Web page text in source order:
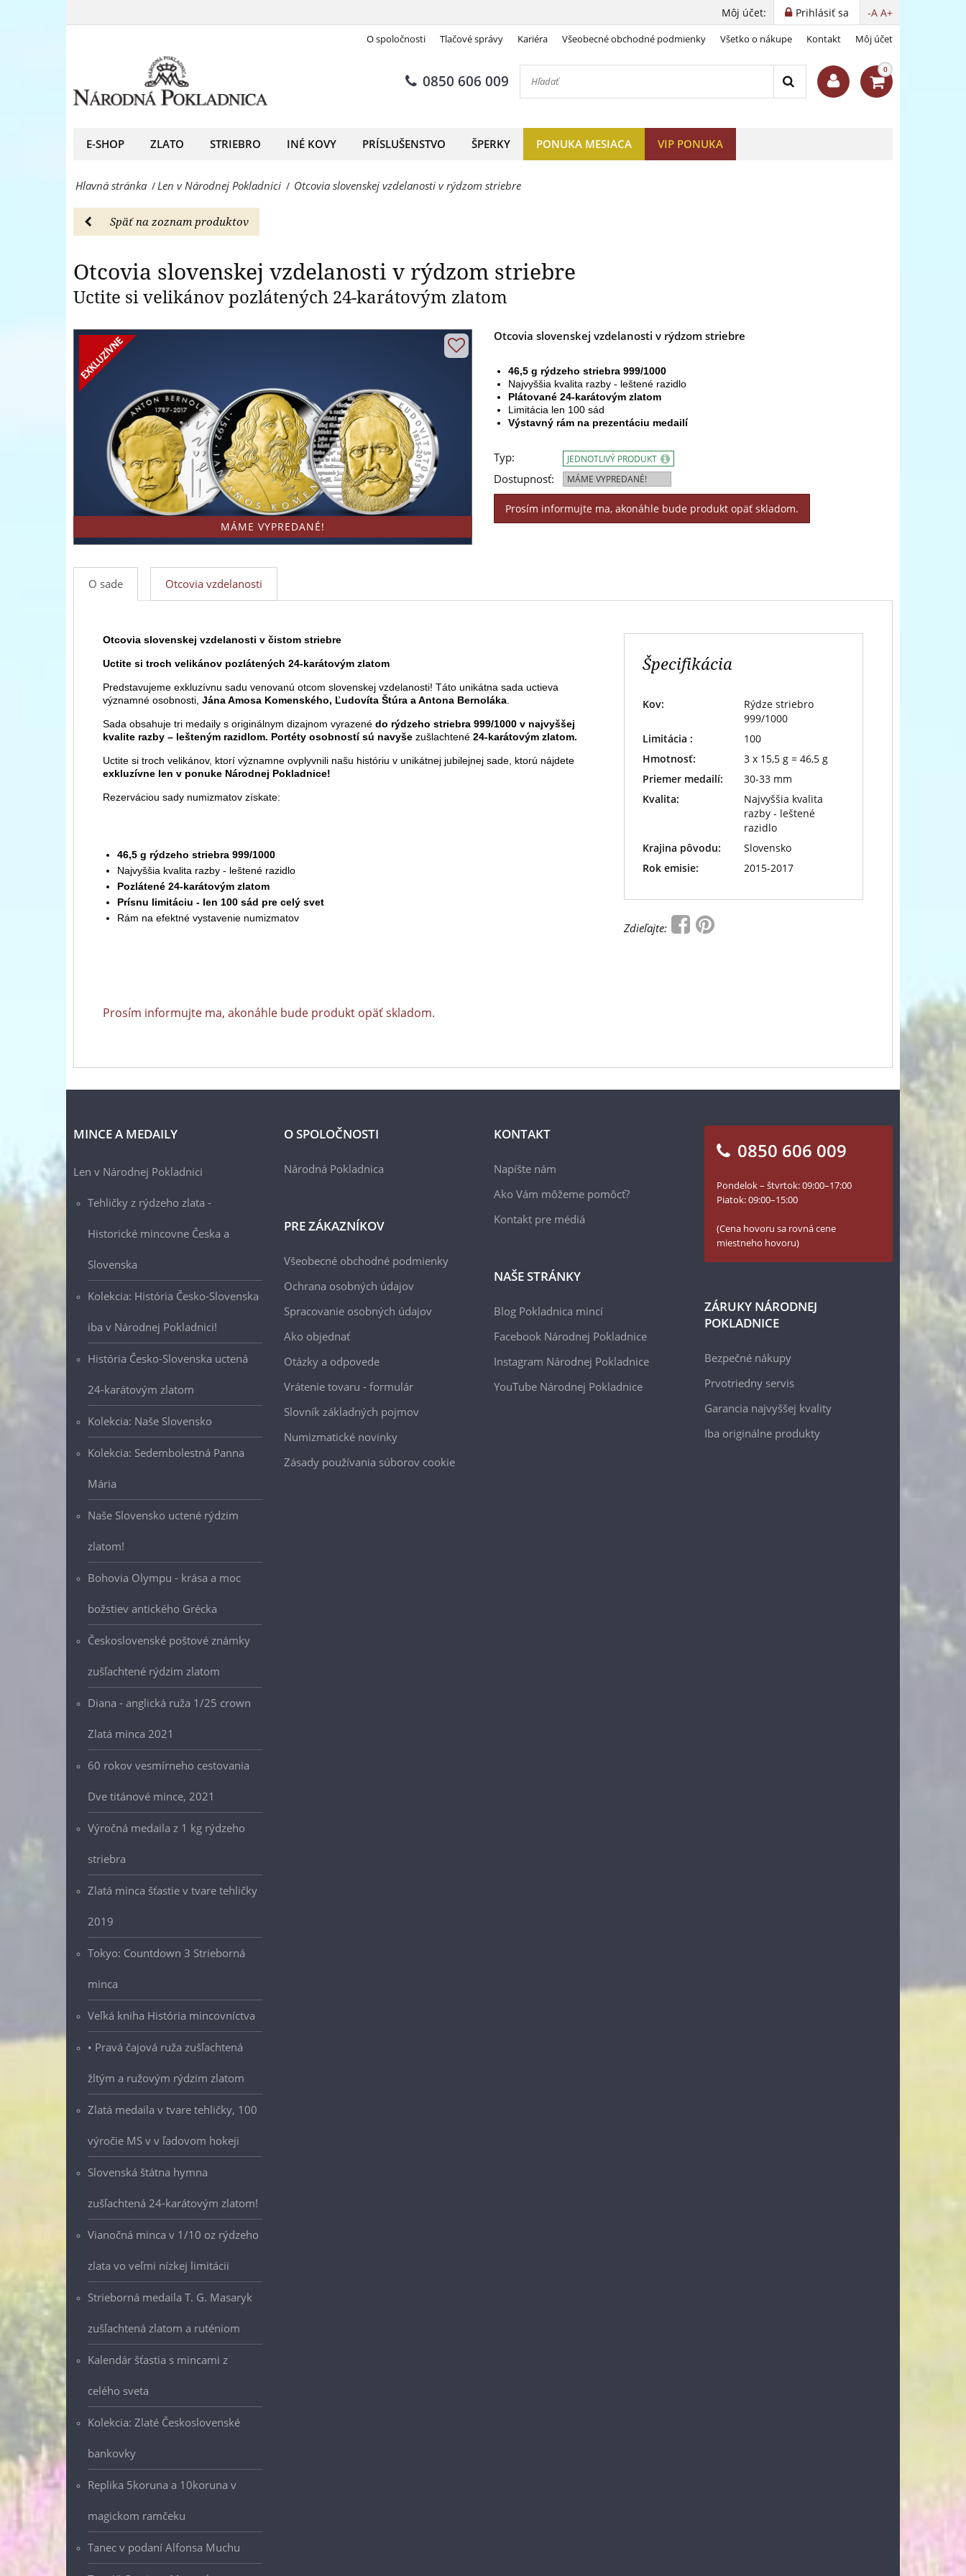
v
striebre
Len
Národnej
Pokladnici
-
Pokladnica
predný
predajca
medailí
-A A+
Prihlásiť sa
Môj účet:
O spoločnosti Tlačové správy Kariéra Všeobecné obchodné podmienky Všetko o nákupe Kontakt Môj účet
0850 606 009
0
E-SHOP ZLATO STRIEBRO INÉ KOVY PRÍSLUŠENSTVO ŠPERKY PONUKA MESIACA VIP PONUKA
Hlavná stránka /Len v Národnej Pokladnici / Otcovia slovenskej vzdelanosti v rýdzom striebre
Späť na zoznam produktov
Otcovia slovenskej vzdelanosti v rýdzom striebre
Uctite si velikánov pozlátených 24-karátovým zlatom
MÁME VYPREDANÉ!
Otcovia slovenskej vzdelanosti v rýdzom striebre
46,5 g rýdzeho striebra 999/1000
Najvyššia kvalita razby - leštené razidlo
Plátované 24-karátovým zlatom
Limitácia len 100 sád
Výstavný rám na prezentáciu medailí
Typ:
Dostupnosť:
JEDNOTLIVÝ PRODUKT
MÁME VYPREDANÉ!
Prosím informujte ma, akonáhle bude produkt opäť skladom.
O sade Otcovia vzdelanosti
Otcovia slovenskej vzdelanosti v čistom striebre
Uctite si troch velikánov pozlátených 24-karátovým zlatom
Predstavujeme exkluzívnu sadu venovanú otcom slovenskej vzdelanosti! Táto unikátna sada uctieva
významné osobnosti, Jána Amosa Komenského, Ľudovíta Štúra a Antona Bernoláka
Sada obsahuje tri medaily s originálnym dizajnom vyrazené do rýdzeho striebra 999/1000 v najvyššej
kvalite razby – lešteným razidlom. Portéty osobností sú navyše zušlachtené 24-karátovým zlatom.
Uctite si troch velikánov, ktorí významne ovplyvnili našu históriu v unikátnej jubilejnej sade, ktorú nájdete
exkluzívne len v ponuke Národnej Pokladnice!
Rezerváciou sady numizmatov získate:
46,5 g rýdzeho striebra 999/1000
Najvyššia kvalita razby - leštené razidlo
Pozlátené 24-karátovým zlatom
Prísnu limitáciu - len 100 sád pre celý svet
Rám na efektné vystavenie numizmatov
Prosím informujte ma, akonáhle bude produkt opäť skladom.
Špecifikácia
Kov:
Rýdze striebro
999/1000
Limitácia :
100
Hmotnosť:
3 x 15,5 g = 46,5 g
Priemer medailí:
30-33 mm
Kvalita:
Najvyššia kvalita
razby - leštené
razidlo
Krajina pôvodu:
Slovensko
Rok emisie:
2015-2017
Zdieľajte:
Otcovia slovenskej vzdelanosti v rýdzom striebre
MINCE A MEDAILY
Len v Národnej Pokladnici
Tehličky z rýdzeho zlata -
Historické mincovne Česka a
Slovenska
Kolekcia: História Česko-Slovenska
iba v Národnej Pokladnici!
História Česko-Slovenska uctená
24-karátovým zlatom
Kolekcia: Naše Slovensko
Kolekcia: Sedembolestná Panna
Mária
Naše Slovensko uctené rýdzim
zlatom!
Bohovia Olympu - krása a moc
božstiev antického Grécka
Československé poštové známky
zušľachtené rýdzim zlatom
Diana - anglická ruža 1/25 crown
Zlatá minca 2021
60 rokov vesmírneho cestovania
Dve titánové mince, 2021
Výročná medaila z 1 kg rýdzeho
striebra
Zlatá minca šťastie v tvare tehličky
2019
Tokyo: Countdown 3 Strieborná
minca
Veľká kniha História mincovníctva
• Pravá čajová ruža zušľachtená
žltým a ružovým rýdzim zlatom
Zlatá medaila v tvare tehličky, 100
výročie MS v v ľadovom hokeji
Slovenská štátna hymna
zušľachtená 24-karátovým zlatom!
Vianočná minca v 1/10 oz rýdzeho
zlata vo veľmi nízkej limitácii
Strieborná medaila T. G. Masaryk
zušľachtená zlatom a ruténiom
Kalendár šťastia s mincami z
celého sveta
Kolekcia: Zlaté Československé
bankovky
Replika 5koruna a 10koruna v
magickom ramčeku
Tanec v podaní Alfonsa Muchu
O SPOLOČNOSTI
Národná Pokladnica
PRE ZÁKAZNÍKOV
Všeobecné obchodné podmienky
Ochrana osobných údajov
Spracovanie osobných údajov
Ako objednať
Otázky a odpovede
Vrátenie tovaru - formulár
Slovník základných pojmov
Numizmatické novinky
Zásady používania súborov cookie
KONTAKT
Napíšte nám
Ako Vám môžeme pomôcť?
Kontakt pre médiá
NAŠE STRÁNKY
Blog Pokladnica mincí
Facebook Národnej Pokladnice
Instagram Národnej Pokladnice
YouTube Národnej Pokladnice
0850 606 009
Pondelok – štvrtok: 09:00–17:00
Piatok: 09:00–15:00
(Cena hovoru sa rovná cene
miestneho hovoru)
ZÁRUKY NÁRODNEJ
POKLADNICE
Bezpečné nákupy
Prvotriedny servis
Garancia najvyššej kvality
Iba originálne produkty
Národnej
európsky
predajca
medailí